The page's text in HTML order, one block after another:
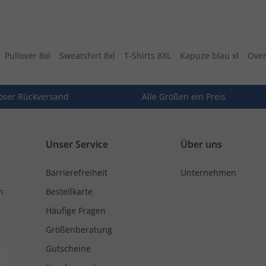
Pullover 8xl Sweatshirt 8xl T-Shirts 8XL Kapuze blau xl
Rückversand Alle Größen ein Preis
Unser Service
Barrierefreiheit
Bestellkarte
Häufige Fragen
Größenberatung
Gutscheine
Über uns
Unternehmen